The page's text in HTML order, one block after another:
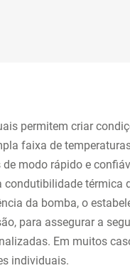
permitem criar
faixa de
modo rápido e
condutibilidade
da bomba, o
para assegurar a
Em muitos
individuais.